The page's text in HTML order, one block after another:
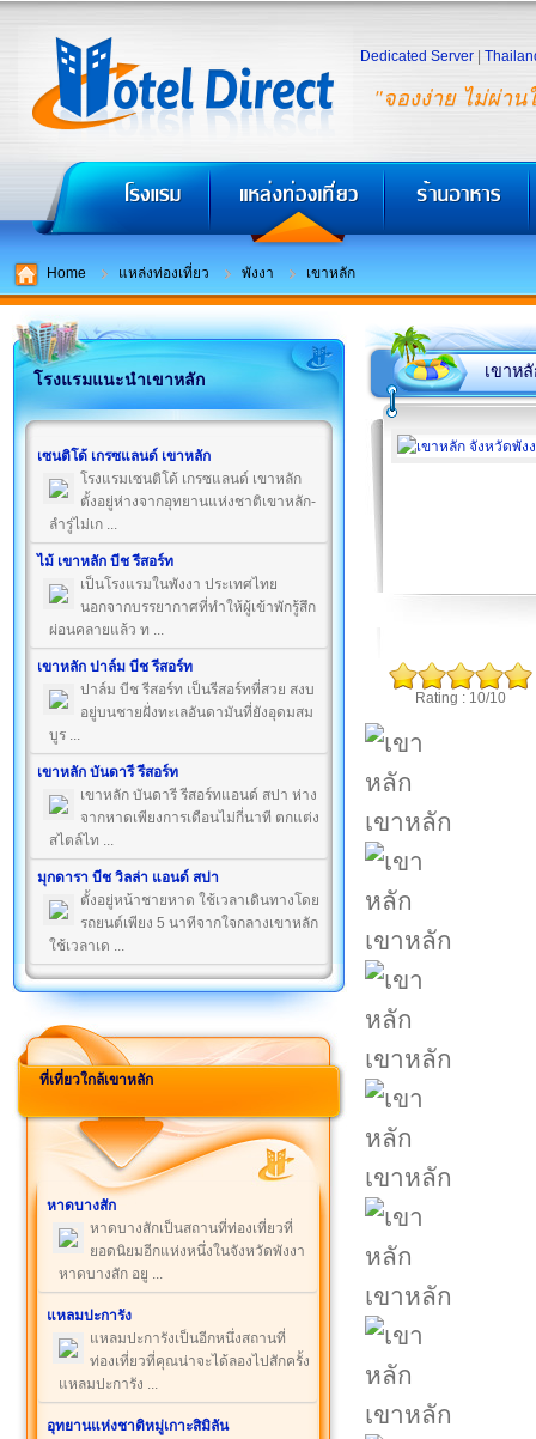
"จองง่าย ไม่ผ่าน
Dedicated Server
Home แหล่งท่องเที่ยว พังงา เขาหลัก
โรงแรมแนะนำเขาหลัก
เซนติโด้ เกรซแลนด์ เขาหลัก
โรงแรมเซนติโด้ เกรซแลนด์ เขาหลัก
ตั้งอยู่ห่างจากอุทยานแห่งชาติเขาหลัก-
ลำรู่ไม่เก ...
ไม้ เขาหลัก บีช รีสอร์ท
เป็นโรงแรมในพังงา ประเทศไทย
นอกจากบรรยากาศที่ทำให้ผู้เข้าพักรู้สึก
ผ่อนคลายแล้ว ท ...
เขาหลัก ปาล์ม บีช รีสอร์ท
ปาล์ม บีช รีสอร์ท เป็นรีสอร์ทที่สวย สงบ
อยู่บนชายฝั่งทะเลอันดามันที่ยังอุดมสม
บูร ...
เขาหลัก บันดารี รีสอร์ท
เขาหลัก บันดารี รีสอร์ทแอนด์ สปา ห่าง
จากหาดเพียงการเดือนไม่กี่นาที ตกแต่ง
สไตล์ไท ...
มุกดารา บีช วิลล่า แอนด์ สปา
ตั้งอยู่หน้าชายหาด ใช้เวลาเดินทางโดย
รถยนต์เพียง 5 นาทีจากใจกลางเขาหลัก
ใช้เวลาเด ...
ที่เที่ยวใกล้เขาหลัก
หาดบางสัก
หาดบางสักเป็นสถานที่ท่องเที่ยวที่
ยอดนิยมอีกแห่งหนึ่งในจังหวัดพังงา
หาดบางสัก อยู ...
แหลมปะการัง
แหลมปะการังเป็นอีกหนึ่งสถานที่
ท่องเที่ยวที่คุณน่าจะได้ลองไปสักครั้ง
แหลมปะการัง ...
อุทยานแห่งชาติหมู่เกาะสิมิลัน
เขาห
Rating : 10/10
เขาหลัก
เขาหลัก
เขาหลัก
เขาหลัก
เขาหลัก
เขาหลัก